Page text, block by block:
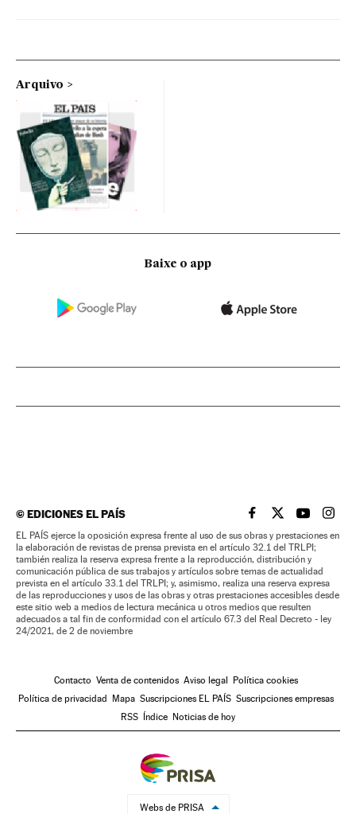
Arquivo
Baixe o app
©EDICIONES EL PAÍS EL PAÍS BRASIL EN
EL PAÍSEL PAÍS
EL
EL PAÍS ejerce la oposición expresa frente al uso de sus obras y prestaciones en
la elaboración de revistas de prensa prevista en el artículo 32.1 del TRLPI;
también realiza la reserva expresa frente a la reproducción, distribución y
comunicación pública de sus trabajos y artículos sobre temas de actualidad
prevista en el artículo 33.1 del TRLPI; y, asimismo, realiza una reserva expresa
de las reproducciones y usos de las obras y otras prestaciones accesibles desde
este sitio web a medios de lectura mecánica u otros medios que resulten
adecuados a tal fin de conformidad con el artículo 67.3 del Real Decreto - ley
24/2021, de 2 de noviembre
Contacto Venta de contenidos Aviso legal Política cookies
Política de privacidad Mapa Suscripciones EL PAÍS Suscripciones empresas
RSS Índice Noticias de hoy
Webs de PRISA